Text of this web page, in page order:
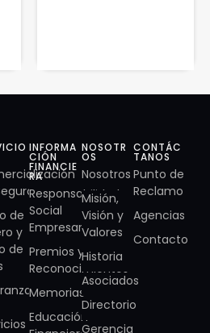
de
y
de
INFORMA
CIÓN
FINANCIE
RA
Responsabilidad
Social
Empresarial
Premios y
Reconocimientos
Memorias
Educación
NOSOTR
OS
Nosotros
Misión,
Visión y
Valores
Historia
Asociados
Directorio
Gerencia
CONTÁC
TANOS
Punto de
Reclamo
Agencias
Contacto